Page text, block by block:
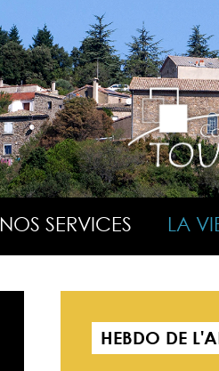
NOS SERVICES LA
HEBDO DE